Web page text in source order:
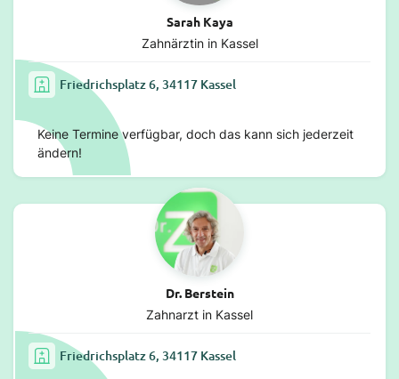
Sarah Kaya
Zahnärztin in Kassel
Friedrichsplatz 6, 34117 Kassel
Keine Termine verfügbar, doch das kann sich jederzeit
ändern!
Dr. Berstein
Zahnarzt in Kassel
Friedrichsplatz 6, 34117 Kassel